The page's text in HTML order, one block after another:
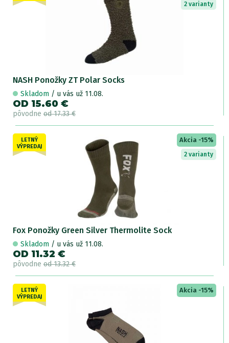
2 varianty
NASH Ponožky ZT Polar Socks
Skladom / u vás už 11.08.
OD 15.60 €
pôvodne od 17.33 €
LETNÝ
VÝPREDAJ
Akcia -15%
2 varianty
Fox Ponožky Green Silver Thermolite Sock
Skladom / u vás už 11.08.
OD 11.32 €
pôvodne od 13.32 €
LETNÝ
VÝPREDAJ
Akcia -15%